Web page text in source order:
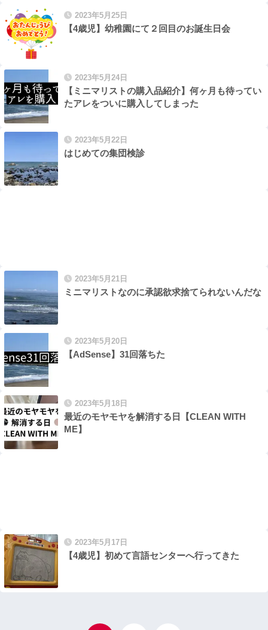
2023年5月25日
【4歳児】幼稚園にて２回目のお誕生日会
2023年5月24日
【ミニマリストの購入品紹介】何ヶ月も待ってい
たアレをついに購入してしまった
2023年5月22日
はじめての集団検診
2023年5月21日
ミニマリストなのに承認欲求捨てられないんだな
2023年5月20日
【AdSense】31回落ちた
2023年5月18日
最近のモヤモヤを解消する日【CLEAN WITH
ME】
2023年5月17日
【4歳児】初めて言語センターへ行ってきた